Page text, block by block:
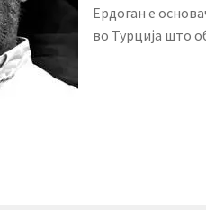
Ердоган е
во Турција што